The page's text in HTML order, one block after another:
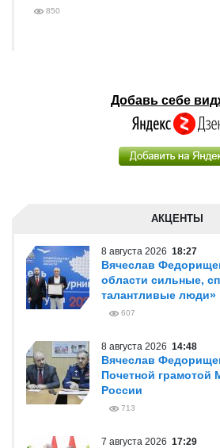
850
Добавь себе
АКЦЕНТЫ
8 августа 2026 18:27
Вячеслав
области сильные,
талантливые люди»
607
8 августа 2026 14:48
Вячеслав
Почетной грамотой
России
713
7 августа 2026 17:29